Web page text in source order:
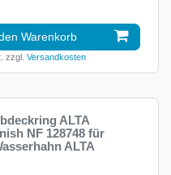
Warenkorb
zzgl.Versandkosten
ALTA
NF 128748 für
ALTA